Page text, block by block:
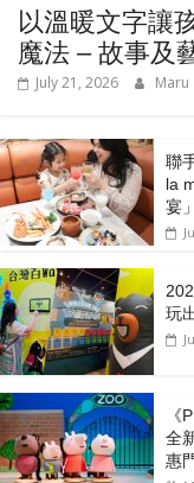
以溫暖文字讓
魔法 – 故事及
July 21, 2026 Maru
聯
la
宴」
玩
全
惠